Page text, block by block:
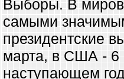
Выборы. В
самыми
президентские
марта, в США - 6
наступающем